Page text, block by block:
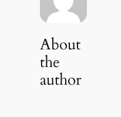
About
the
author